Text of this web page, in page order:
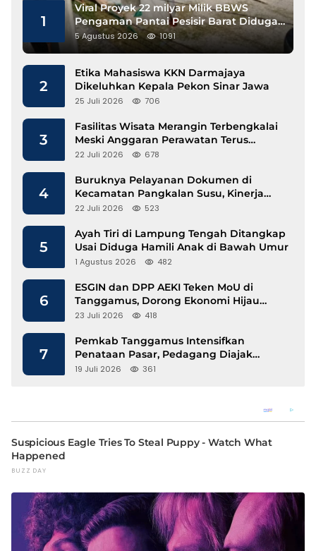
1
Viral Proyek 22 milyar Milik BBWS
Pengaman Pantai Pesisir Barat Diduga
Gunakan Besi Banci
5 Agustus 2026 1091
2
Etika Mahasiswa KKN Darmajaya
Dikeluhkan Kepala Pekon Sinar Jawa
25 Juli 2026 706
3
Fasilitas Wisata Merangin Terbengkalai
Meski Anggaran Perawatan Terus
Mengalir
22 Juli 2026 678
4
Buruknya Pelayanan Dokumen di
Kecamatan Pangkalan Susu, Kinerja
Disdukcapil Langkat Disorot
22 Juli 2026 523
5
Ayah Tiri di Lampung Tengah Ditangkap
Usai Diduga Hamili Anak di Bawah Umur
1 Agustus 2026 482
6
ESGIN dan DPP AEKI Teken MoU di
Tanggamus, Dorong Ekonomi Hijau
Berbasis Kopi dan Perdagangan Karbon
23 Juli 2026 418
7
Pemkab Tanggamus Intensifkan
Penataan Pasar, Pedagang Diajak
Tempati Pasar Modern Talang Padang
19 Juli 2026 361